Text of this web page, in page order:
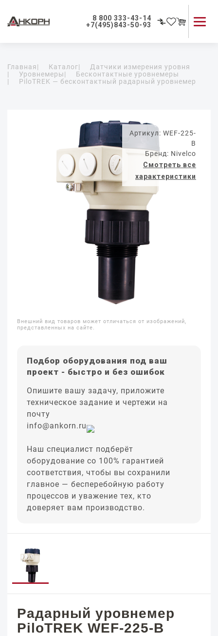
8 800 333-43-14
+7(495)843-50-93
Применение приборов
Как мы работаем
Главная| Каталог|
Датчики измерения уровня
|
Уровнемеры|
Бесконтактные уровнемеры
|
PiloTREK — бесконтактный радарный уровнемер
Артикул: WEF-225-
B
Бренд: Nivelco
Смотреть все
характеристики
Внешний вид товаров может отличаться от изображений,
представленных на сайте.
Подбор оборудования под ваш
проект - быстро и без ошибок
Опишите вашу задачу, приложите
техническое задание и чертежи на
почту
info@ankorn.ru
Наш специалист подберёт
оборудование со 100% гарантией
соответствия, чтобы вы сохранили
главное — бесперебойную работу
процессов и уважение тех, кто
доверяет вам производство.
Радарный уровнемер
PiloTREK WEF-225-B